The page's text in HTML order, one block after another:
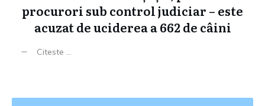
procurori sub control judiciar – este
acuzat de uciderea a 662 de câini
Citeste ...